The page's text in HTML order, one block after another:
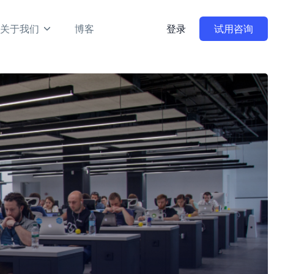
关于我们 博客 登录 试用咨询